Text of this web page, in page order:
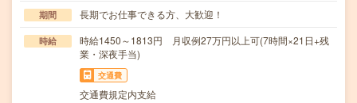
期間 長期でお仕事できる方、大歓迎！
時給
時給1450～1813円 月収例27万円以上可(7時間×21日+残
業・深夜手当)
交通費
交通費規定内支給